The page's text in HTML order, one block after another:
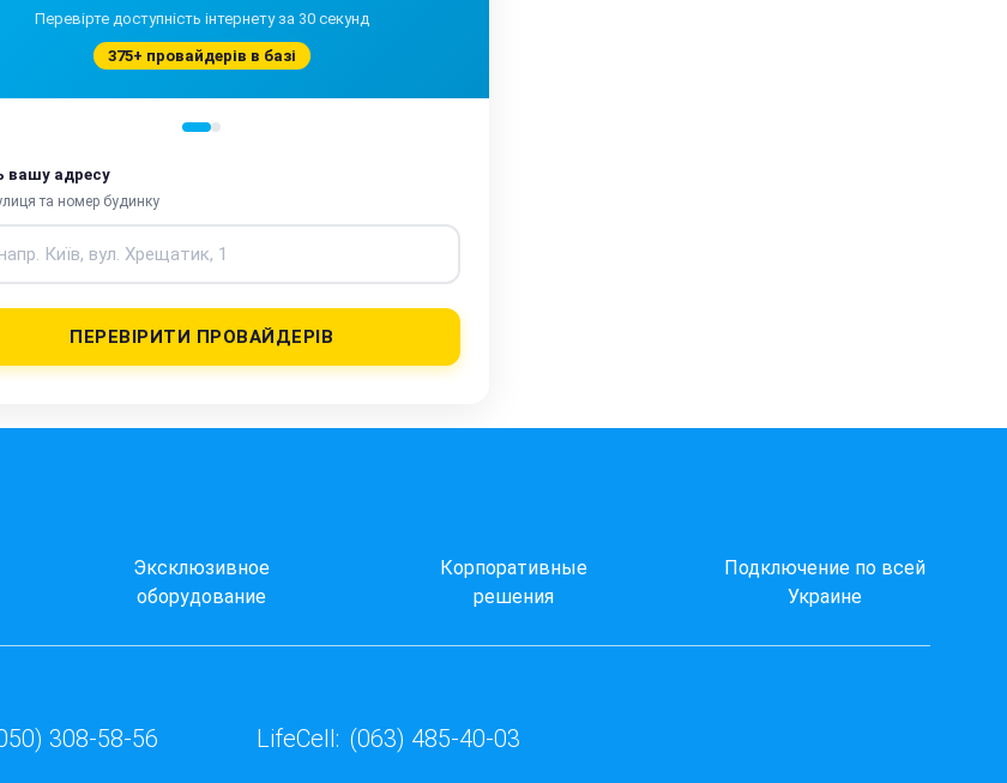
Перевірте доступність інтернету за 30 секунд
375+ провайдерів в базі
вашу адресу
та номер будинку
ПЕРЕВІРИТИ ПРОВАЙДЕРІВ
Эксклюзивное
оборудование
Корпоративные
решения
Подключение по всей
Украине
308-58-56 LifeCell: (063) 485-40-03